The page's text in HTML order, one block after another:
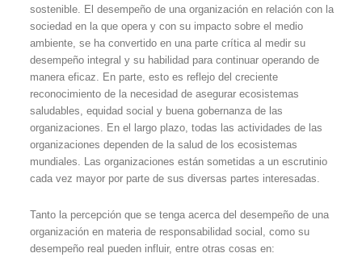
sostenible. El desempeño de una organización en relación con la
sociedad en la que opera y con su impacto sobre el medio
ambiente, se ha convertido en una parte crítica al medir su
desempeño integral y su habilidad para continuar operando de
manera eficaz. En parte, esto es reflejo del creciente
reconocimiento de la necesidad de asegurar ecosistemas
saludables, equidad social y buena gobernanza de las
organizaciones. En el largo plazo, todas las actividades de las
organizaciones dependen de la salud de los ecosistemas
mundiales. Las organizaciones están sometidas a un escrutinio
cada vez mayor por parte de sus diversas partes interesadas.
Tanto la percepción que se tenga acerca del desempeño de una
organización en materia de responsabilidad social, como su
desempeño real pueden influir, entre otras cosas en: